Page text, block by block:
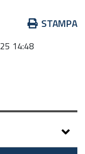
STAMPA
14:48